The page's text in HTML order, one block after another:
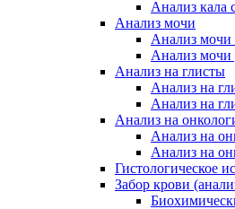
Анализ кала
Анализ мочи
Анализ мочи
Анализ мочи
Анализ на глисты
Анализ на
Анализ на
Анализ на
Анализ на
Анализ на
Гистологическое
Забор крови